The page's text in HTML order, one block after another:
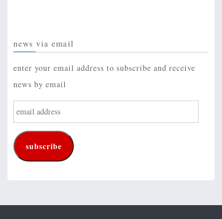
news via email
enter your email address to subscribe and receive
news by email
m
a
i
d
subscribe